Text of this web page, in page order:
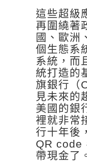
這些超級
再圍繞著
國、歐洲
個生態系
系統，而
統打造的
旗銀行（
見未來的
美國的銀
裡就非常
行十年後
QR code
帶現金了